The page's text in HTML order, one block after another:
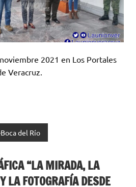
2021 en Los Portales
Veracruz.
del Río
“LA MIRADA, LA
LA FOTOGRAFÍA DESDE